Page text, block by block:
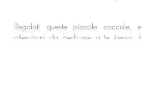
Regalati queste piccole coccole, e
attenzioni da dedicare a te stessa, ti